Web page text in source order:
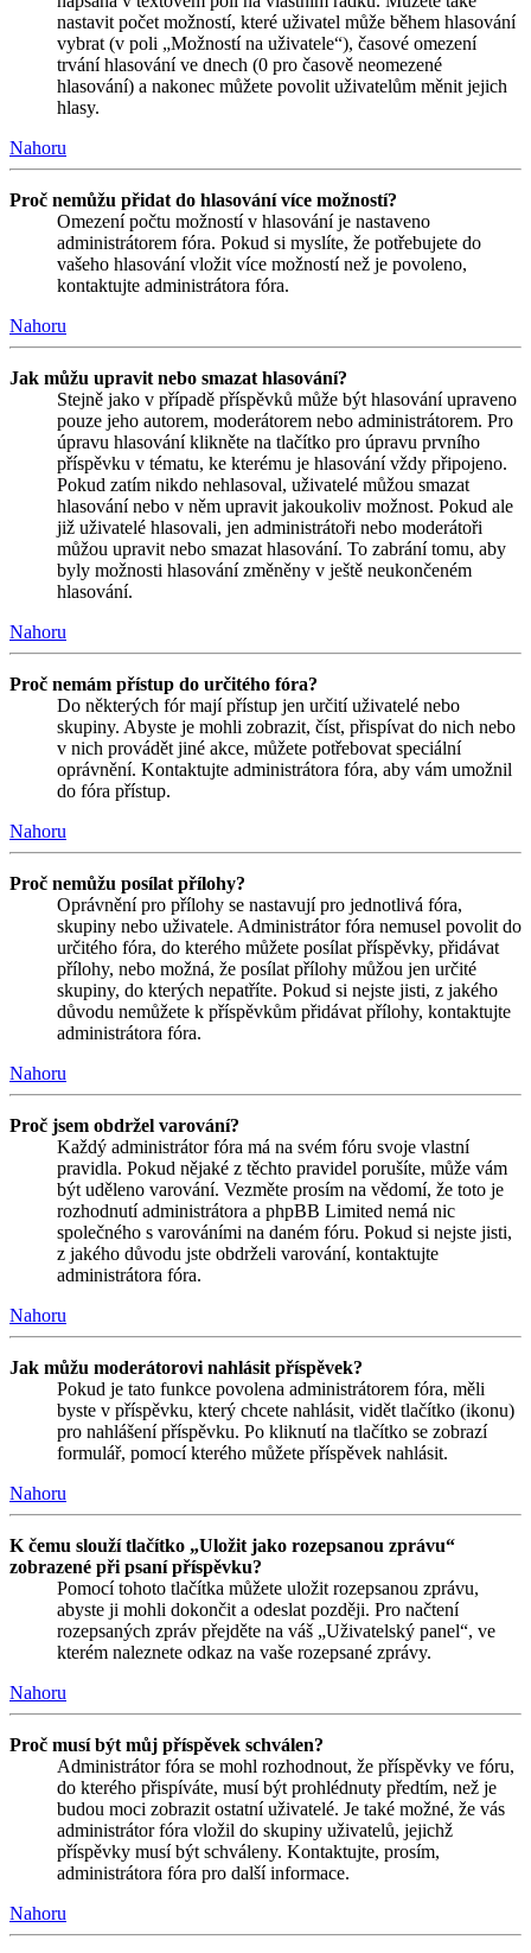
nastavit počet možností, které uživatel může během hlasování
vybrat (v poli „Možností na uživatele“), časové omezení
trvání hlasování ve dnech (0 pro časově neomezené
hlasování) a nakonec můžete povolit uživatelům měnit jejich
hlasy.
Nahoru
Proč nemůžu přidat do hlasování více možností?
Omezení počtu možností v hlasování je nastaveno
administrátorem fóra. Pokud si myslíte, že potřebujete do
vašeho hlasování vložit více možností než je povoleno,
kontaktujte administrátora fóra.
Nahoru
Jak můžu upravit nebo smazat hlasování?
Stejně jako v případě příspěvků může být hlasování upraveno
pouze jeho autorem, moderátorem nebo administrátorem. Pro
úpravu hlasování klikněte na tlačítko pro úpravu prvního
příspěvku v tématu, ke kterému je hlasování vždy připojeno.
Pokud zatím nikdo nehlasoval, uživatelé můžou smazat
hlasování nebo v něm upravit jakoukoliv možnost. Pokud ale
již uživatelé hlasovali, jen administrátoři nebo moderátoři
můžou upravit nebo smazat hlasování. To zabrání tomu, aby
byly možnosti hlasování změněny v ještě neukončeném
hlasování.
Nahoru
Proč nemám přístup do určitého fóra?
Do některých fór mají přístup jen určití uživatelé nebo
skupiny. Abyste je mohli zobrazit, číst, přispívat do nich nebo
v nich provádět jiné akce, můžete potřebovat speciální
oprávnění. Kontaktujte administrátora fóra, aby vám umožnil
do fóra přístup.
Nahoru
Proč nemůžu posílat přílohy?
Oprávnění pro přílohy se nastavují pro jednotlivá fóra,
skupiny nebo uživatele. Administrátor fóra nemusel povolit do
určitého fóra, do kterého můžete posílat příspěvky, přidávat
přílohy, nebo možná, že posílat přílohy můžou jen určité
skupiny, do kterých nepatříte. Pokud si nejste jisti, z jakého
důvodu nemůžete k příspěvkům přidávat přílohy, kontaktujte
administrátora fóra.
Nahoru
Proč jsem obdržel varování?
Každý administrátor fóra má na svém fóru svoje vlastní
pravidla. Pokud nějaké z těchto pravidel porušíte, může vám
být uděleno varování. Vezměte prosím na vědomí, že toto je
rozhodnutí administrátora a phpBB Limited nemá nic
společného s varováními na daném fóru. Pokud si nejste jisti,
z jakého důvodu jste obdrželi varování, kontaktujte
administrátora fóra.
Nahoru
Jak můžu moderátorovi nahlásit příspěvek?
Pokud je tato funkce povolena administrátorem fóra, měli
byste v příspěvku, který chcete nahlásit, vidět tlačítko (ikonu)
pro nahlášení příspěvku. Po kliknutí na tlačítko se zobrazí
formulář, pomocí kterého můžete příspěvek nahlásit.
Nahoru
K čemu slouží tlačítko „Uložit jako rozepsanou zprávu“
zobrazené při psaní příspěvku?
Pomocí tohoto tlačítka můžete uložit rozepsanou zprávu,
abyste ji mohli dokončit a odeslat později. Pro načtení
rozepsaných zpráv přejděte na váš „Uživatelský panel“, ve
kterém naleznete odkaz na vaše rozepsané zprávy.
Nahoru
Proč musí být můj příspěvek schválen?
Administrátor fóra se mohl rozhodnout, že příspěvky ve fóru,
do kterého přispíváte, musí být prohlédnuty předtím, než je
budou moci zobrazit ostatní uživatelé. Je také možné, že vás
administrátor fóra vložil do skupiny uživatelů, jejichž
příspěvky musí být schváleny. Kontaktujte, prosím,
administrátora fóra pro další informace.
Nahoru